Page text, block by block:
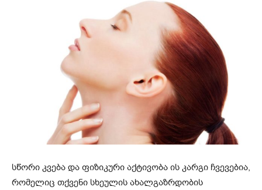
სწორი კვება და ფიზიკური აქტივობა ის კარგი ჩვევებია,
რომელიც თქვენი სხეულის ახალგაზრდობის